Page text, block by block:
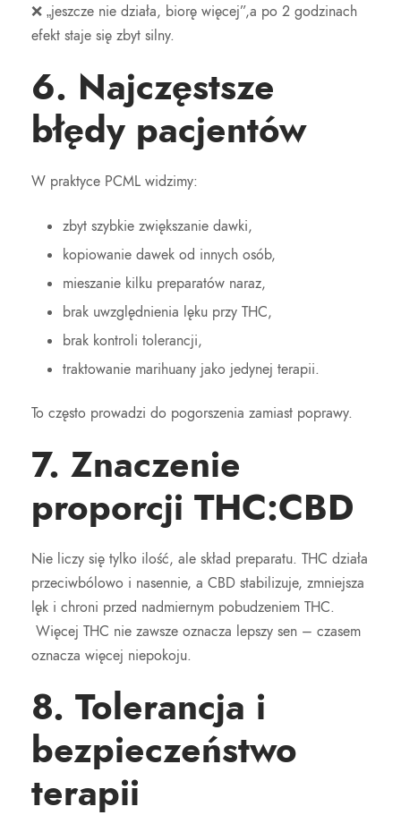
❌ „jeszcze nie działa, biorę więcej”,a po 2 godzinach
efekt staje się zbyt silny.
6. Najczęstsze
błędy pacjentów
W praktyce PCML widzimy:
zbyt szybkie zwiększanie dawki,
kopiowanie dawek od innych osób,
mieszanie kilku preparatów naraz,
brak uwzględnienia lęku przy THC,
brak kontroli tolerancji,
traktowanie marihuany jako jedynej terapii.
To często prowadzi do pogorszenia zamiast poprawy.
7. Znaczenie
proporcji THC:CBD
Nie liczy się tylko ilość, ale skład preparatu. THC działa
przeciwbólowo i nasennie, a CBD stabilizuje, zmniejsza
lęk i chroni przed nadmiernym pobudzeniem THC.
Więcej THC nie zawsze oznacza lepszy sen – czasem
oznacza więcej niepokoju.
8. Tolerancja i
bezpieczeństwo
terapii